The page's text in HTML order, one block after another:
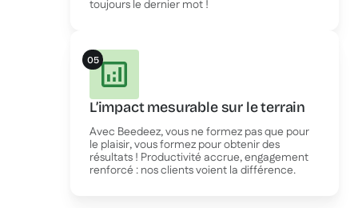
toujours le dernier mot !
05
L’impact mesurable sur le terrain
Avec Beedeez, vous ne formez pas que pour
le plaisir, vous formez pour obtenir des
résultats ! Productivité accrue, engagement
renforcé : nos clients voient la différence.